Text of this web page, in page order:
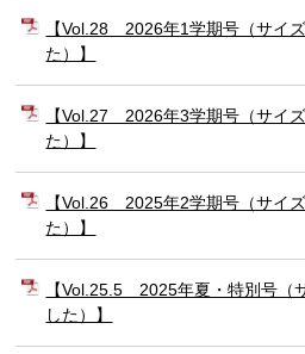
【Vol.28 2026年1学期号（サイ
た）】
【Vol.27 2026年3学期号（サイ
た）】
【Vol.26 2025年2学期号（サイ
た）】
【Vol.25.5 2025年夏・特別号（
した）】